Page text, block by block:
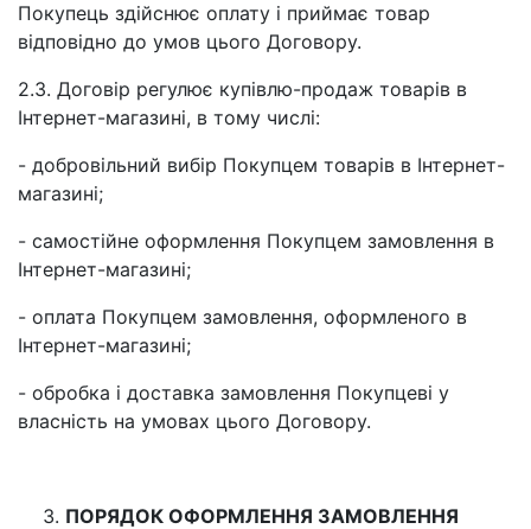
Покупець здійснює оплату і приймає товар
відповідно до умов цього Договору.
2.3. Договір регулює купівлю-продаж товарів в
Інтернет-магазині, в тому числі:
- добровільний вибір Покупцем товарів в Інтернет-
магазині;
- самостійне оформлення Покупцем замовлення в
Інтернет-магазині;
- оплата Покупцем замовлення, оформленого в
Інтернет-магазині;
- обробка і доставка замовлення Покупцеві у
власність на умовах цього Договору.
ПОРЯДОК ОФОРМЛЕННЯ ЗАМОВЛЕННЯ